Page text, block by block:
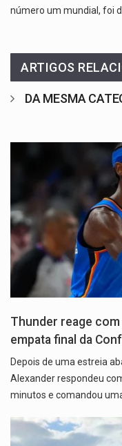
número um mundial, foi
ARTIGOS
DA MESMA
Thunder reage
empata final da
Depois de uma estreia
Alexander respondeu
minutos e comandou